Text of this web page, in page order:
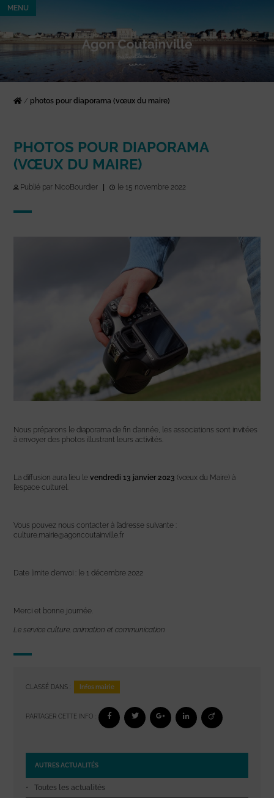
MENU
/ photos pour diaporama (vœux du maire)
PHOTOS POUR DIAPORAMA
(VŒUX DU MAIRE)
Publié par NicoBourdier le 15 novembre 2022
Nous préparons le diaporama de fin d’année, les associations sont invitées
à envoyer des photos illustrant leurs activités.
La diffusion aura lieu levendredi 13 janvier 2023 (vœux du Maire) à
l’espace culturel.
Vous pouvez nous contacter à l’adresse suivante :
culture.mairie@agoncoutainville.fr
Date limite d’envoi : le 1 décembre 2022
Merci et bonne journée.
Le service culture, animation et communication
CLASSÉ DANS : Infos mairie
PARTAGER CETTE INFO :
AUTRES ACTUALITÉS
Toutes les actualités